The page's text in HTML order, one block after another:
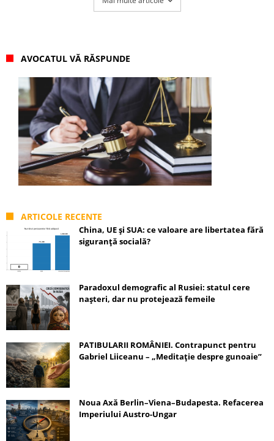
AVOCATUL VĂ RĂSPUNDE
ARTICOLE RECENTE
China, UE și SUA: ce valoare are libertatea fără
siguranță socială?
Paradoxul demografic al Rusiei: statul cere
nașteri, dar nu protejează femeile
PATIBULARII ROMÂNIEI. Contrapunct pentru
Gabriel Liiceanu – „Meditație despre gunoaie”
Noua Axă Berlin–Viena–Budapesta. Refacerea
Imperiului Austro-Ungar